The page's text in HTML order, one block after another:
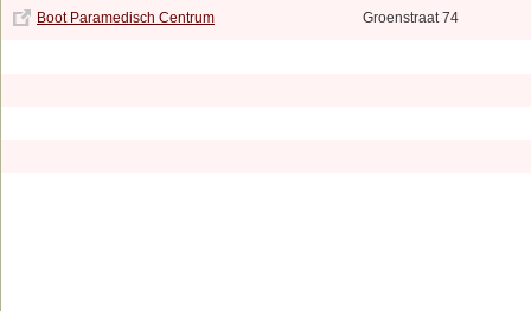
Boot Paramedisch Centrum Groenstraat 74